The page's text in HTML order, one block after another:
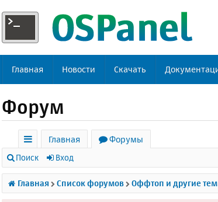
Главная Новости Скачать
Форум
с
ы
л
Главная
Форумы
Поиск Вход
Главная Список форумов Оффтоп и другие